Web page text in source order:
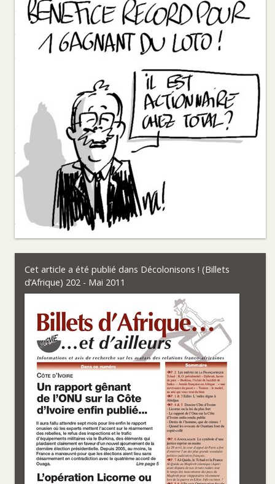
Cet article a été publié dans Décolonisons ! (Billets
d’Afrique) 202 - Mai 2011